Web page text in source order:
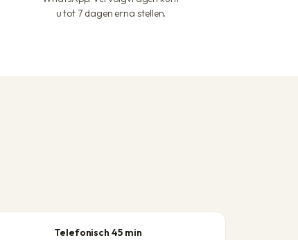
u tot 7 dagen erna stellen.
Telefonisch 45 min